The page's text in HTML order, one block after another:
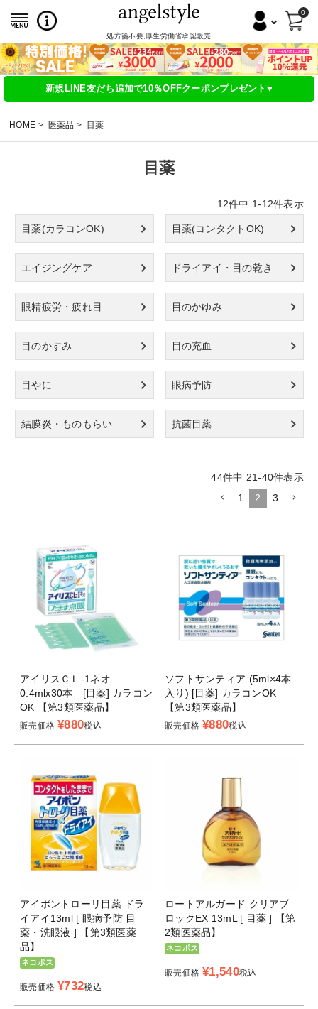
処方箋不要,厚生労働省承認販売
0
新規LINE友だち追加で10％OFFクーポンプレゼント♥
HOME 医薬品 目薬
目薬
12件中 1-12件表示
目薬(カラコンOK) 目薬(コンタクトOK)
エイジングケア ドライアイ・目の乾き
眼精疲労・疲れ目 目のかゆみ
目のかすみ 目の充血
目やに 眼病予防
結膜炎・ものもらい 抗菌目薬
44件中 21-40件表示
1
2 3
アイリスＣＬ-1ネオ
0.4mlx30本 [目薬] カラコン
OK 【第3類医薬品】
販売価格 ¥880税込
ソフトサンティア (5ml×4本
入り) [目薬] カラコンOK
【第3類医薬品】
販売価格 ¥880税込
アイボントローリ目薬 ドラ
イアイ13ml [ 眼病予防 目
薬・洗眼液 ] 【第3類医薬
品】
ネコポス
販売価格 ¥732税込
ロートアルガード クリアブ
ロックEX 13mL [ 目薬 ] 【第
2類医薬品】
ネコポス
販売価格 ¥1,540税込